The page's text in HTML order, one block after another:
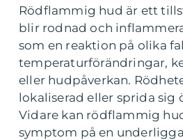
Rödflammig hud är ett
blir rodnad och
som en reaktion på olika
temperaturförändringar,
eller hudpåverkan.
lokaliserad eller sprida sig
Vidare kan rödflammig
symptom på en